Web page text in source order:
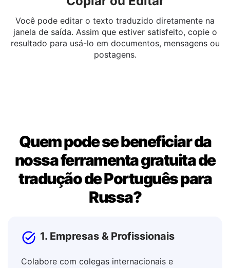
Copiar ou Editar
Você pode editar o texto traduzido diretamente na
janela de saída. Assim que estiver satisfeito, copie o
Quem pode se beneficiar da
nossa ferramenta gratuita de
tradução de Português para
1. Empresas & Profissionais